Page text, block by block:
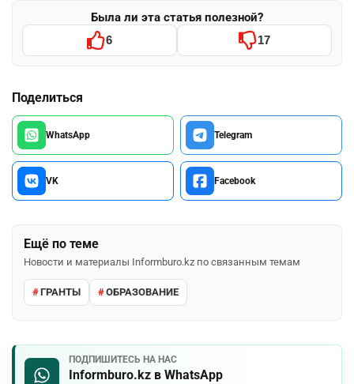
Была ли эта статья полезной?
6 17
Поделиться
WhatsApp Telegram
VK Facebook
Ещё по теме
Новости и материалы Informburo.kz по связанным темам
ГРАНТЫ ОБРАЗОВАНИЕ
ПОДПИШИТЕСЬ НА НАС
Informburo.kz в WhatsApp